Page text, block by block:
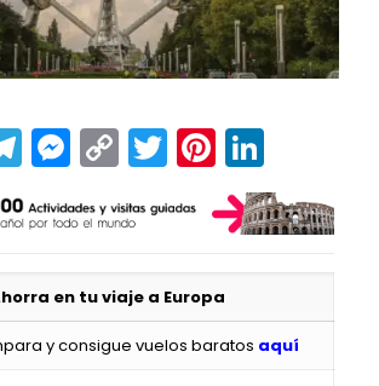
Telegram
Messenger
CopyTwitterPinterest
en tu viaje a Europa
y consigue vuelos baratos aquí